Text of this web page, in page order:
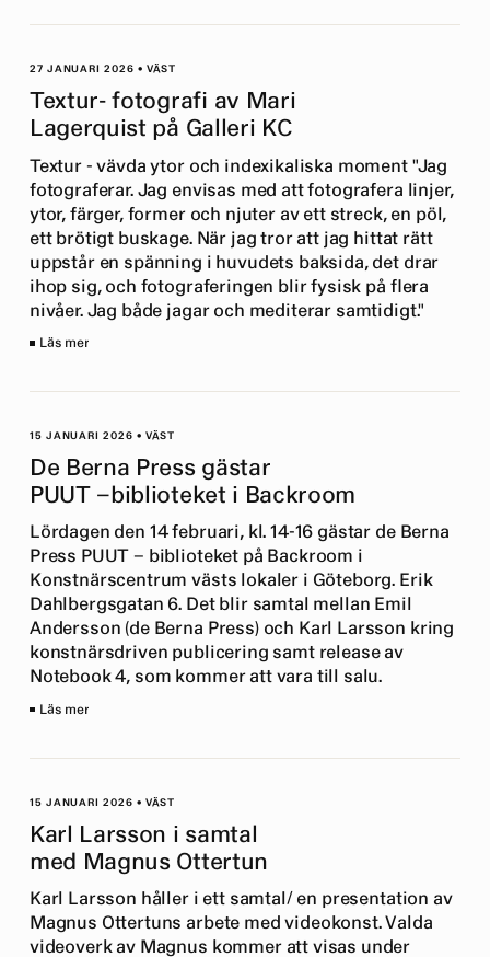
27 JANUARI 2026 • VÄST
Textur- fotografi av Mari
Lagerquist på Galleri KC
Textur - vävda ytor och indexikaliska moment "Jag
fotograferar. Jag envisas med att fotografera linjer,
ytor, färger, former och njuter av ett streck, en pöl,
ett brötigt buskage. När jag tror att jag hittat rätt
uppstår en spänning i huvudets baksida, det drar
ihop sig, och fotograferingen blir fysisk på flera
nivåer. Jag både jagar och mediterar samtidigt."
Läs mer
15 JANUARI 2026 • VÄST
De Berna Press gästar
PUUT –biblioteket i Backroom
Lördagen den 14 februari, kl. 14-16 gästar de Berna
Press PUUT – biblioteket på Backroom i
Konstnärscentrum västs lokaler i Göteborg. Erik
Dahlbergsgatan 6. Det blir samtal mellan Emil
Andersson (de Berna Press) och Karl Larsson kring
konstnärsdriven publicering samt release av
Notebook 4, som kommer att vara till salu.
Läs mer
15 JANUARI 2026 • VÄST
Karl Larsson i samtal
med Magnus Ottertun
Karl Larsson håller i ett samtal/ en presentation av
Magnus Ottertuns arbete med videokonst. Valda
videoverk av Magnus kommer att visas under